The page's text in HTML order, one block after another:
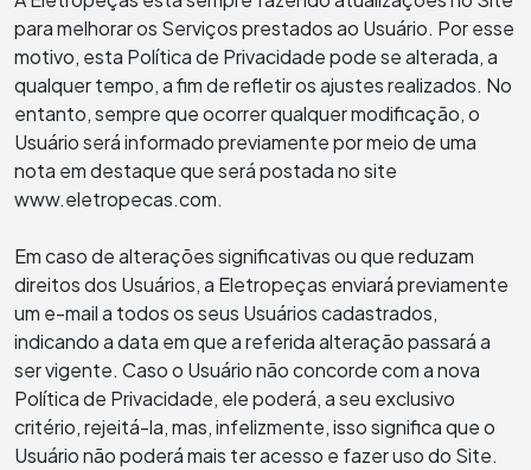
para melhorar os Serviços prestados ao Usuário. Por esse
motivo, esta Política de Privacidade pode se alterada, a
qualquer tempo, a fim de refletir os ajustes realizados. No
entanto, sempre que ocorrer qualquer modificação, o
Usuário será informado previamente por meio de uma
nota em destaque que será postada no site
www.eletropecas.com.
Em caso de alterações significativas ou que reduzam
direitos dos Usuários, a Eletropeças enviará previamente
um e-mail a todos os seus Usuários cadastrados,
indicando a data em que a referida alteração passará a
ser vigente. Caso o Usuário não concorde com a nova
Política de Privacidade, ele poderá, a seu exclusivo
critério, rejeitá-la, mas, infelizmente, isso significa que o
Usuário não poderá mais ter acesso e fazer uso do Site.